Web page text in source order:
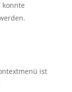
konnte
ist